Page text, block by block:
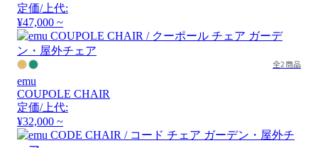
定価/上代:
¥47,000 ~
全2商品
emu
COUPOLE CHAIR
定価/上代:
¥32,000 ~